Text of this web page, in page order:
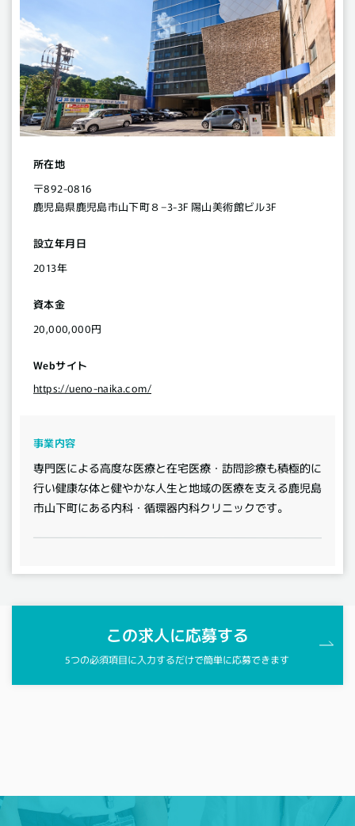
所在地
〒892-0816
鹿児島県鹿児島市山下町８−3-3F 陽山美術館ビル3F
設立年月日
2013年
資本金
20,000,000円
Webサイト
https://ueno-naika.com/
事業内容
専門医による高度な医療と在宅医療・訪問診療も積極的に
行い健康な体と健やかな人生と地域の医療を支える鹿児島
市山下町にある内科・循環器内科クリニックです。
この求人に応募する
5つの必須項目に入力するだけで簡単に応募できます